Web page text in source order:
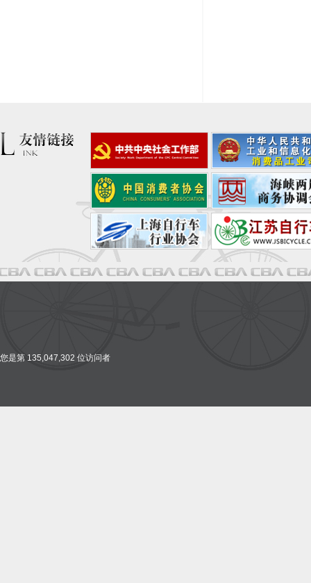
您是第 135,047,302 位访问者